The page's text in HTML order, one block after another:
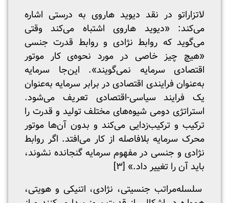
لاتزاراتو در نقد دیوید هاروی به درستی اشاره
می‌کند: «دیوید هاروی اشتباه می‌کند وقتی
می‌گوید که روابط نژادی و روابط قدرت جنسی
«هیچ چیز خاصی در مورد نحوه‌ی کار موتور
اقتصادی سرمایه نمی‌گویند». این‌جا سرمایه
به‌عنوان فرایندی اقتصادی در برابر سرمایه به‌عنوان
یک فرایند سیاسی-اقتصادی تعریف می‌شود.
استراتژی دومی شیوه‌های مختلف تولید و قدرت را
ترکیب و ترکیب‌زدایی می‌کند و بدون آن‌ها موتور
محرک سرمایه بلافاصله از کار می‌افتد. اگر روابط
نژادی و جنسی در مفهوم سرمایه گنجانده نشوند،
باید آن را تغییر داد.» [۳]
سلسله‌مراتب جنسیتی، نژادی، اتنیکی و هویتی،